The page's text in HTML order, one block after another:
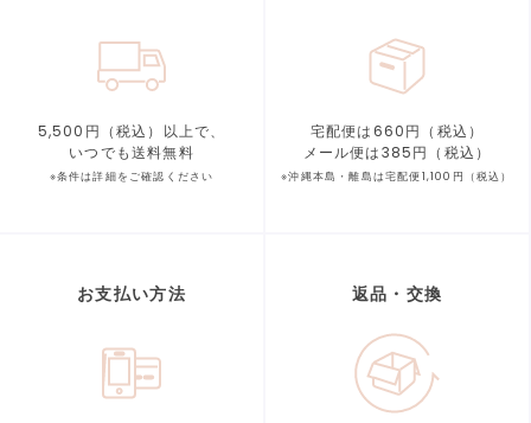
5,500円（税込）以上で、
いつでも送料無料
※条件は詳細をご確認ください
宅配便は660円（税込）
メール便は385円（税込）
※沖縄本島・離島は宅配便1,100円（税込）
お支払い方法 返品・交換